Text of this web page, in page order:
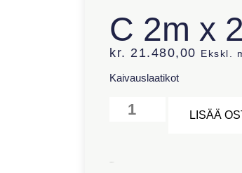
C 2m x
kr. 21.480,00 Ekskl.
Kaivauslaatikot
LISÄÄ